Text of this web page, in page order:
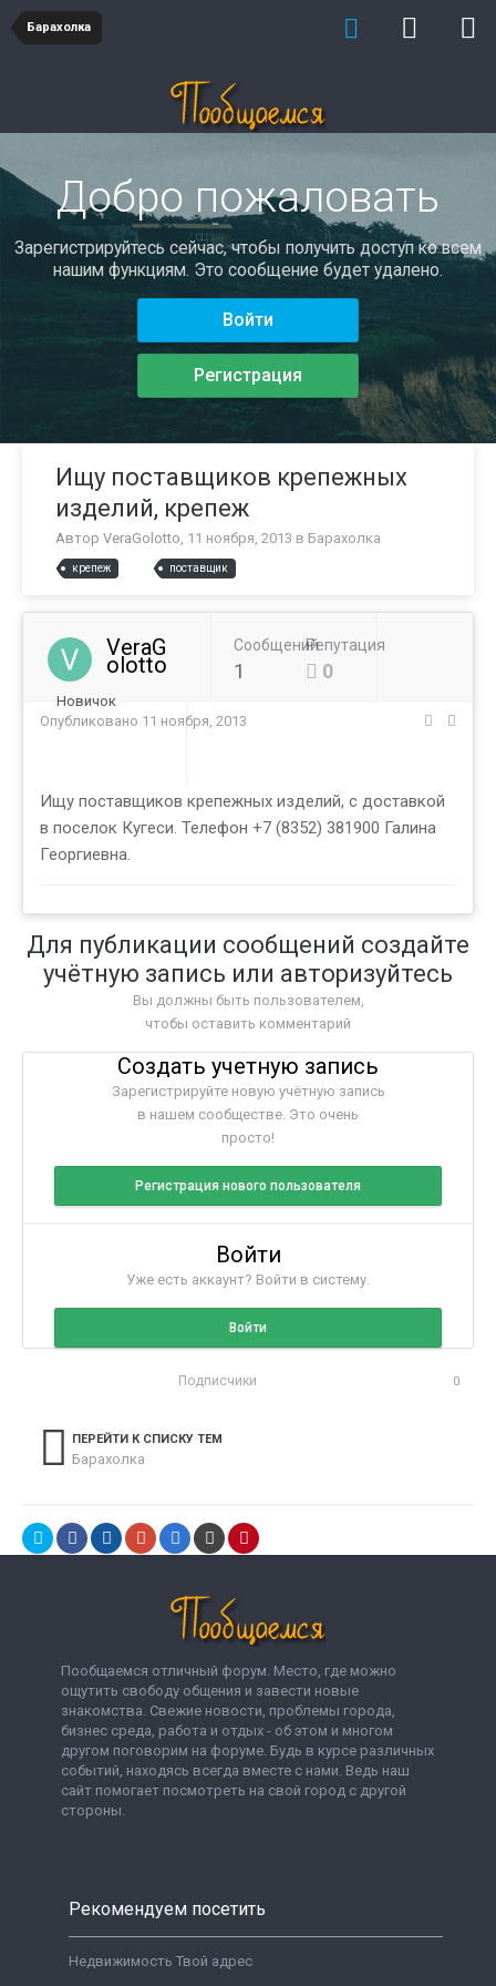
Барахолка
Добро пожаловать
Зарегистрируйтесь сейчас, чтобы получить доступ ко всем
нашим функциям. Это сообщение будет удалено.
Войти
Регистрация
Ищу поставщиков крепежных
изделий, крепеж
Автор VeraGolotto, 11 ноября, 2013 в Барахолка
крепеж поставщик
VeraG
olotto
Новичок
Сообщений
1
Репутация
0
Опубликовано 11 ноября, 2013
Ищу поставщиков крепежных изделий, с доставкой
в поселок Кугеси. Телефон +7 (8352) 381900 Галина
Георгиевна.
Для публикации сообщений создайте
учётную запись или авторизуйтесь
Вы должны быть пользователем,
чтобы оставить комментарий
Создать учетную запись
Зарегистрируйте новую учётную запись
в нашем сообществе. Это очень
просто!
Регистрация нового пользователя
Войти
Уже есть аккаунт? Войти в систему.
Войти
Подписчики 0
ПЕРЕЙТИ К СПИСКУ ТЕМ
Барахолка
Пообщаемся отличный форум. Место, где можно
ощутить свободу общения и завести новые
знакомства. Свежие новости, проблемы города,
бизнес среда, работа и отдых - об этом и многом
другом поговорим на форуме. Будь в курсе различных
событий, находясь всегда вместе с нами. Ведь наш
сайт помогает посмотреть на свой город с другой
стороны.
Рекомендуем посетить
Недвижимость Твой адрес